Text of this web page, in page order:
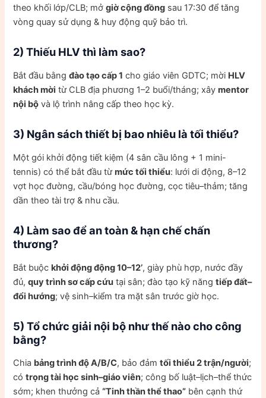
theo khối lớp/CLB; mởgiờ cộng đồng sau 17:30 để tăng
vòng quay sử dụng & huy động quỹ bảo trì.
2) Thiếu HLV thì làm sao?
Bắt đầu bằngđào tạo cấp 1 cho giáo viên GDTC; mời HLV
khách mời từ CLB địa phương 1–2 buổi/tháng; xâymentor
nội bộ và lộ trình nâng cấp theo học kỳ.
3) Ngân sách thiết bị bao nhiêu là tối thiểu?
Một gói khởi động tiết kiệm (4 sân cầu lông + 1 mini-
tennis) có thể bắt đầu từmức tối thiểu: lưới di động, 8–12
vợt học đường, cầu/bóng học đường, cọc tiêu–thảm; tăng
dần theo tài trợ & nhu cầu.
4) Làm sao để an toàn & hạn chế chấn
thương?
Bắt buộckhởi động động 10–12’, giày phù hợp, nước đầy
đủ,quy trình sơ cấp cứu tại sân; đào tạo kỹ năngtiếp đất–
đổi hướng; vệ sinh–kiểm tra mặt sân trước giờ học.
5) Tổ chức giải nội bộ như thế nào cho công
bằng?
Chia bảng trình độ A/B/C, bảo đảmtối thiểu 2 trận/người;
cótrọng tài học sinh–giáo viên; công bố luật–lịch–thể thức
sớm; khen thưởng cả“Tinh thần thể thao” bên cạnh thứ